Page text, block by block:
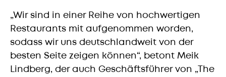
„Wir sind in einer Reihe von hochwertigen
Restaurants mit aufgenommen worden,
sodass wir uns deutschlandweit von der
besten Seite zeigen können“, betont Meik
Lindberg, der auch Geschäftsführer von „The